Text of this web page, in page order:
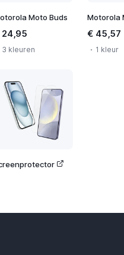
Moto Buds
3 kleuren
Motorola
€ 45,57
1 kleur